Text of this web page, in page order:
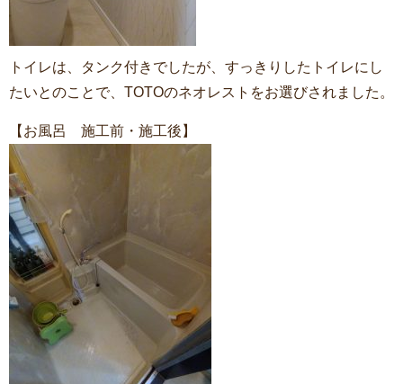
トイレは、タンク付きでしたが、すっきりしたトイレにし
たいとのことで、TOTOのネオレストをお選びされました。
【お風呂 施工前・施工後】